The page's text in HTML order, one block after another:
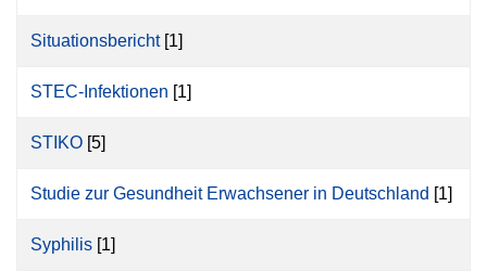
Situationsbericht[1]
STEC-Infektionen [1]
STIKO [5]
Studie zur Gesundheit Erwachsener in Deutschland [1]
Syphilis [1]